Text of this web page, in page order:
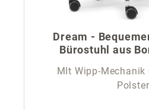
Dream -
Bürostuhl aus
MIt Wipp-Mechanik
Polster